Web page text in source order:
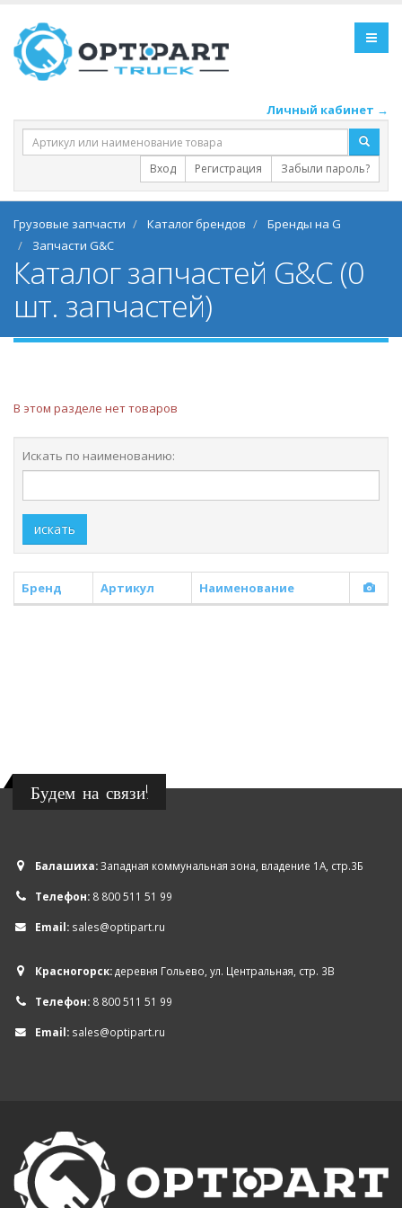
Личный кабинет →
Вход Регистрация Забыли пароль?
Грузовые запчасти Каталог брендов
Бренды на G
Запчасти G&C
Каталог запчастей G&C (0
шт. запчастей)
В этом разделе нет товаров
Искать по наименованию:
искать
Бренд Артикул Наименование
Будем на связи!
Балашиха:Западная коммунальная зона, владение 1А, стр.3Б
Телефон: 8 800 511 51 99
Email: sales@optipart.ru
Красногорск:деревня Гольево, ул. Центральная, стр. 3В
Телефон: 8 800 511 51 99
Email: sales@optipart.ru